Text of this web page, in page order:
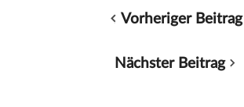
Vorheriger Beitrag
Nächster Beitrag